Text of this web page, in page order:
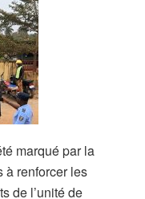
marqué par la
à renforcer les
de l’unité de